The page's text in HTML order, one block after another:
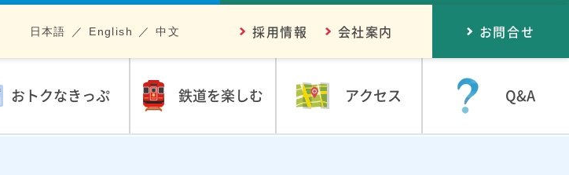
おトクなきっぷ 鉄道を楽しむ アクセス Q&A
採用情報 会社案内
日本語 English 中文 お問合せ